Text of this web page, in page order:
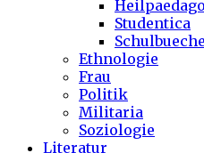
Studentica
Ethnologie
Frau
Politik
Militaria
Soziologie
Literatur